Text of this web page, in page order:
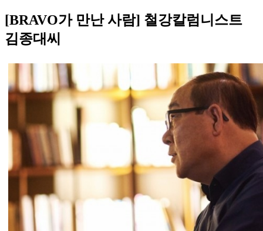
[BRAVO가 만난 사람] 철강칼럼니스트
김종대씨